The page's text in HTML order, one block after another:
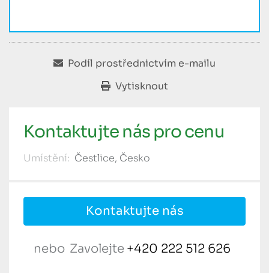
Podíl prostřednictvím e-mailu
Vytisknout
Kontaktujte nás pro cenu
Umístění: Čestlice, Česko
Kontaktujte nás
nebo Zavolejte +420 222 512 626